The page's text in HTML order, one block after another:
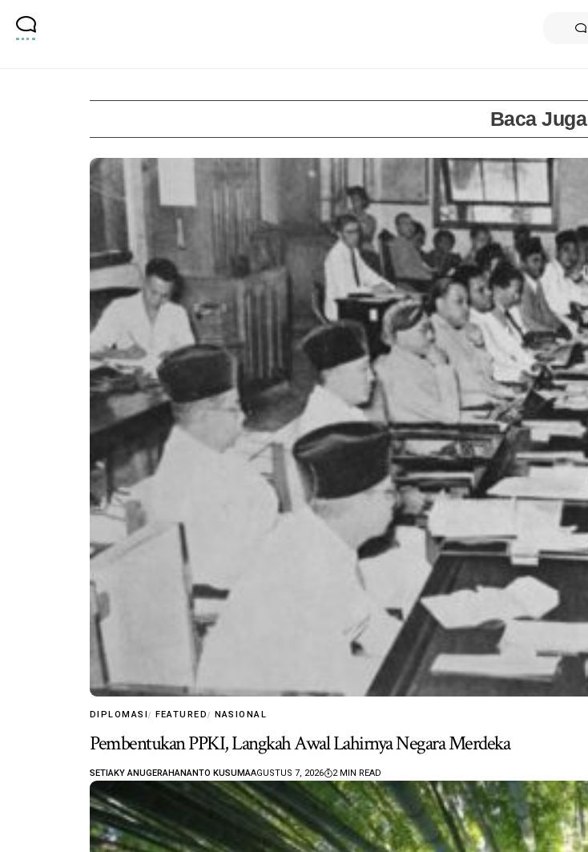
Baca Juga
DIPLOMASI FEATURED NASIONAL
Pembentukan PPKI, Langkah Awal Lahirnya Negara Merdeka
SETIAKY ANUGERAHANANTO KUSUMAAGUSTUS 7, 2026 2 MIN READ